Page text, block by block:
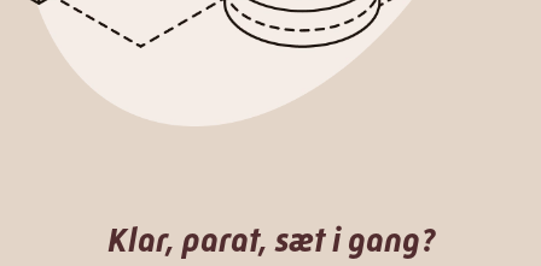
Klar, parat, sæt i gang?